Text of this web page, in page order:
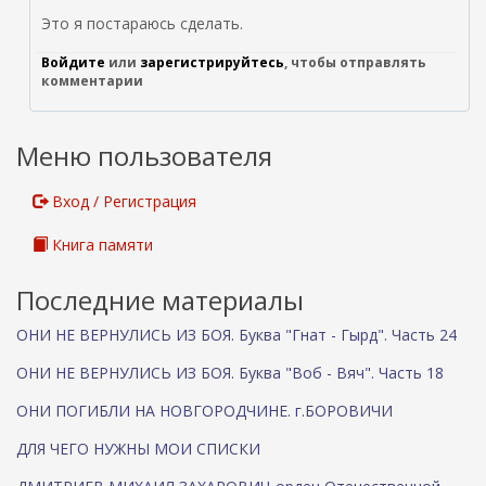
Это я постараюсь сделать.
Войдите или зарегистрируйтесь, чтобы отправлять
комментарии
Меню пользователя
Вход / Регистрация
Книга памяти
Последние материалы
ОНИ НЕ ВЕРНУЛИСЬ ИЗ БОЯ. Буква "Гнат - Гырд". Часть 24
ОНИ НЕ ВЕРНУЛИСЬ ИЗ БОЯ. Буква "Воб - Вяч". Часть 18
ОНИ ПОГИБЛИ НА НОВГОРОДЧИНЕ. г.БОРОВИЧИ
ДЛЯ ЧЕГО НУЖНЫ МОИ СПИСКИ